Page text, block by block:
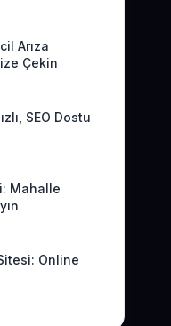
Arıza
Çekin
SEO Dostu
Mahalle
Online